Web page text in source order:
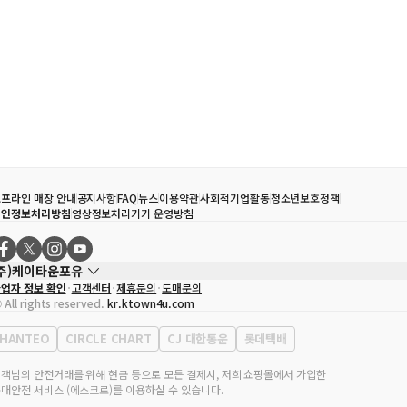
라인 매장 안내공지사항FAQ뉴스이용약관사회적기업활동청소년보호정책
정보처리방침영상정보처리기기 운영방침
)케이타운포유
자
송효민
업자등록번호
120-87-71116
판매업 신고번호 제2011-서울강남-02223
표전화
02-552-9855
자 정보 확인 고객센터 제휴문의 도매문의
rights reserved. kr.ktown4u.com
HANTEO CIRCLE CHART CJ 대한통운 롯데택배
님의 안전거래를 위해 현금 등으로 모든 결제시, 저희 쇼핑몰에서 가입한
안전 서비스 (에스크로)를 이용하실 수 있습니다.